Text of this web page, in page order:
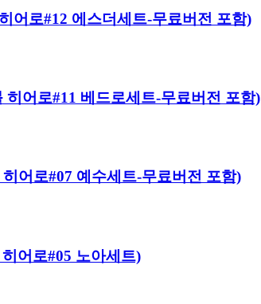
어로#12 에스더세트-무료버전 포함)
어로#11 베드로세트-무료버전 포함)
어로#07 예수세트-무료버전 포함)
어로#05 노아세트)